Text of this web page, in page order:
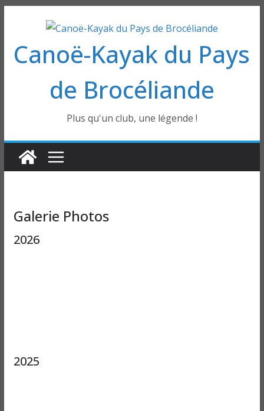
contenu
Canoë-Kayak du Pays
de Brocéliande
Plus qu'un club, une légende !
Galerie Photos
2026
2025